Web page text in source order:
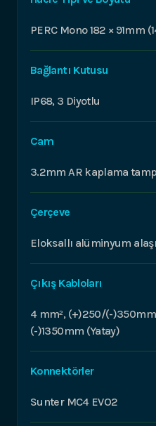
PERC Mono 182 × 91mm
Bağlantı Kutusu
IP68, 3 Diyotlu
Cam
3.2mm AR kaplama
Çerçeve
Eloksallı alüminyum
Çıkış Kabloları
4 mm², (+)250/(-
(-)1350mm (Yatay)
Konnektörler
Sunter MC4 EVO2